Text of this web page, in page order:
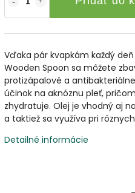
Vďaka pár kvapkám každý
Wooden Spoon sa môžete
protizápalové a
účinok na aknóznu pleť,
zhydratuje. Olej je vhodný aj
a taktiež sa využíva pri
Detailné informácie